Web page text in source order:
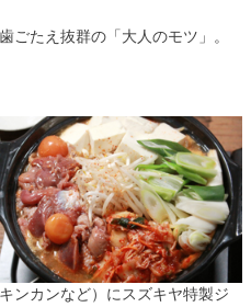
ごたえ抜群の「大人のモツ」。
ンカンなど）にスズキヤ特製ジ